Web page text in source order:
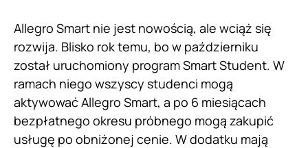
Allegro Smart nie jest nowością, ale wciąż się
rozwija. Blisko rok temu, bo w październiku
został uruchomiony program Smart Student. W
ramach niego wszyscy studenci mogą
aktywować Allegro Smart, a po 6 miesiącach
bezpłatnego okresu próbnego mogą zakupić
usługę po obniżonej cenie. W dodatku mają